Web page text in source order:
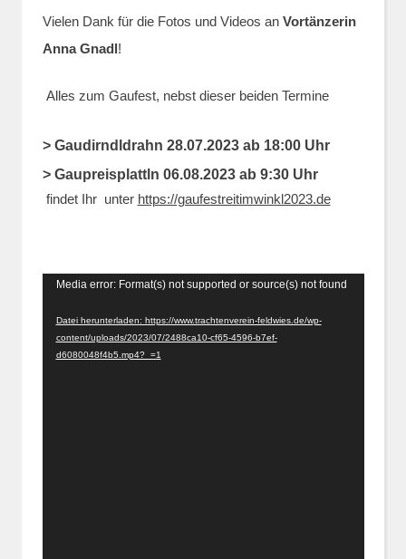
Vielen Dank für die Fotos und Videos an Vortänzerin
Anna Gnadl!
Alles zum Gaufest, nebst dieser beiden Termine
> Gaudirndldrahn 28.07.2023 ab 18:00 Uhr
> Gaupreisplattln 06.08.2023 ab 9:30 Uhr
findet Ihr unter https://gaufestreitimwinkl2023.de
Video-
Media error: Format(s) not supported or source(s) not found
Datei herunterladen: https://www.trachtenverein-feldwies.de/wp-
content/uploads/2023/07/2488ca10-cf65-4596-b7ef-
d6080048f4b5.mp4?_=1